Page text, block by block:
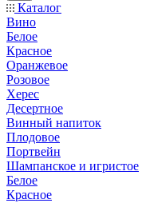
Каталог
Вино
Белое
Красное
Оранжевое
Розовое
Херес
Десертное
Винный напиток
Плодовое
Портвейн
Шампанское и игристое
Белое
Красное